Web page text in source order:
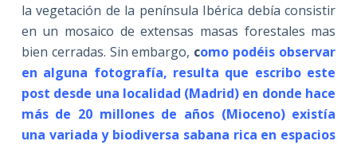
la vegetación de la península Ibérica debía consistir
en un mosaico de extensas masas forestales mas
bien cerradas. Sin embargo, como podéis observar
en alguna fotografía, resulta que escribo este
post desde una localidad (Madrid) en donde hace
más de 20 millones de años (Mioceno) existía
una variada y biodiversa sabana rica en espacios